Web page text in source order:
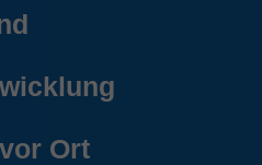
Ort